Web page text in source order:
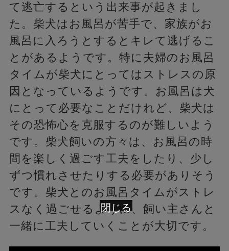
て逃亡するという出来事が起きまし
た。柴犬はお風呂が苦手で、家族がお
風呂に入ろうとするとキレて逃げるこ
とがあるようです。特に夫婦のお風呂
タイムが柴犬にとってはストレスの原
因となっているようです。お風呂は犬
にとって必要なことだけれど、柴犬は
その恐怖心を克服するのが難しいよう
です。柴犬飼いの方々は、お風呂の時
間を楽しく過ごす工夫をしたり、少し
ずつ慣れさせたりする必要がありそう
です。柴犬とのお風呂タイムがストレ
スなく過ごせるように、飼い主さんと
一緒に工夫していくことが大切です。
閉じる